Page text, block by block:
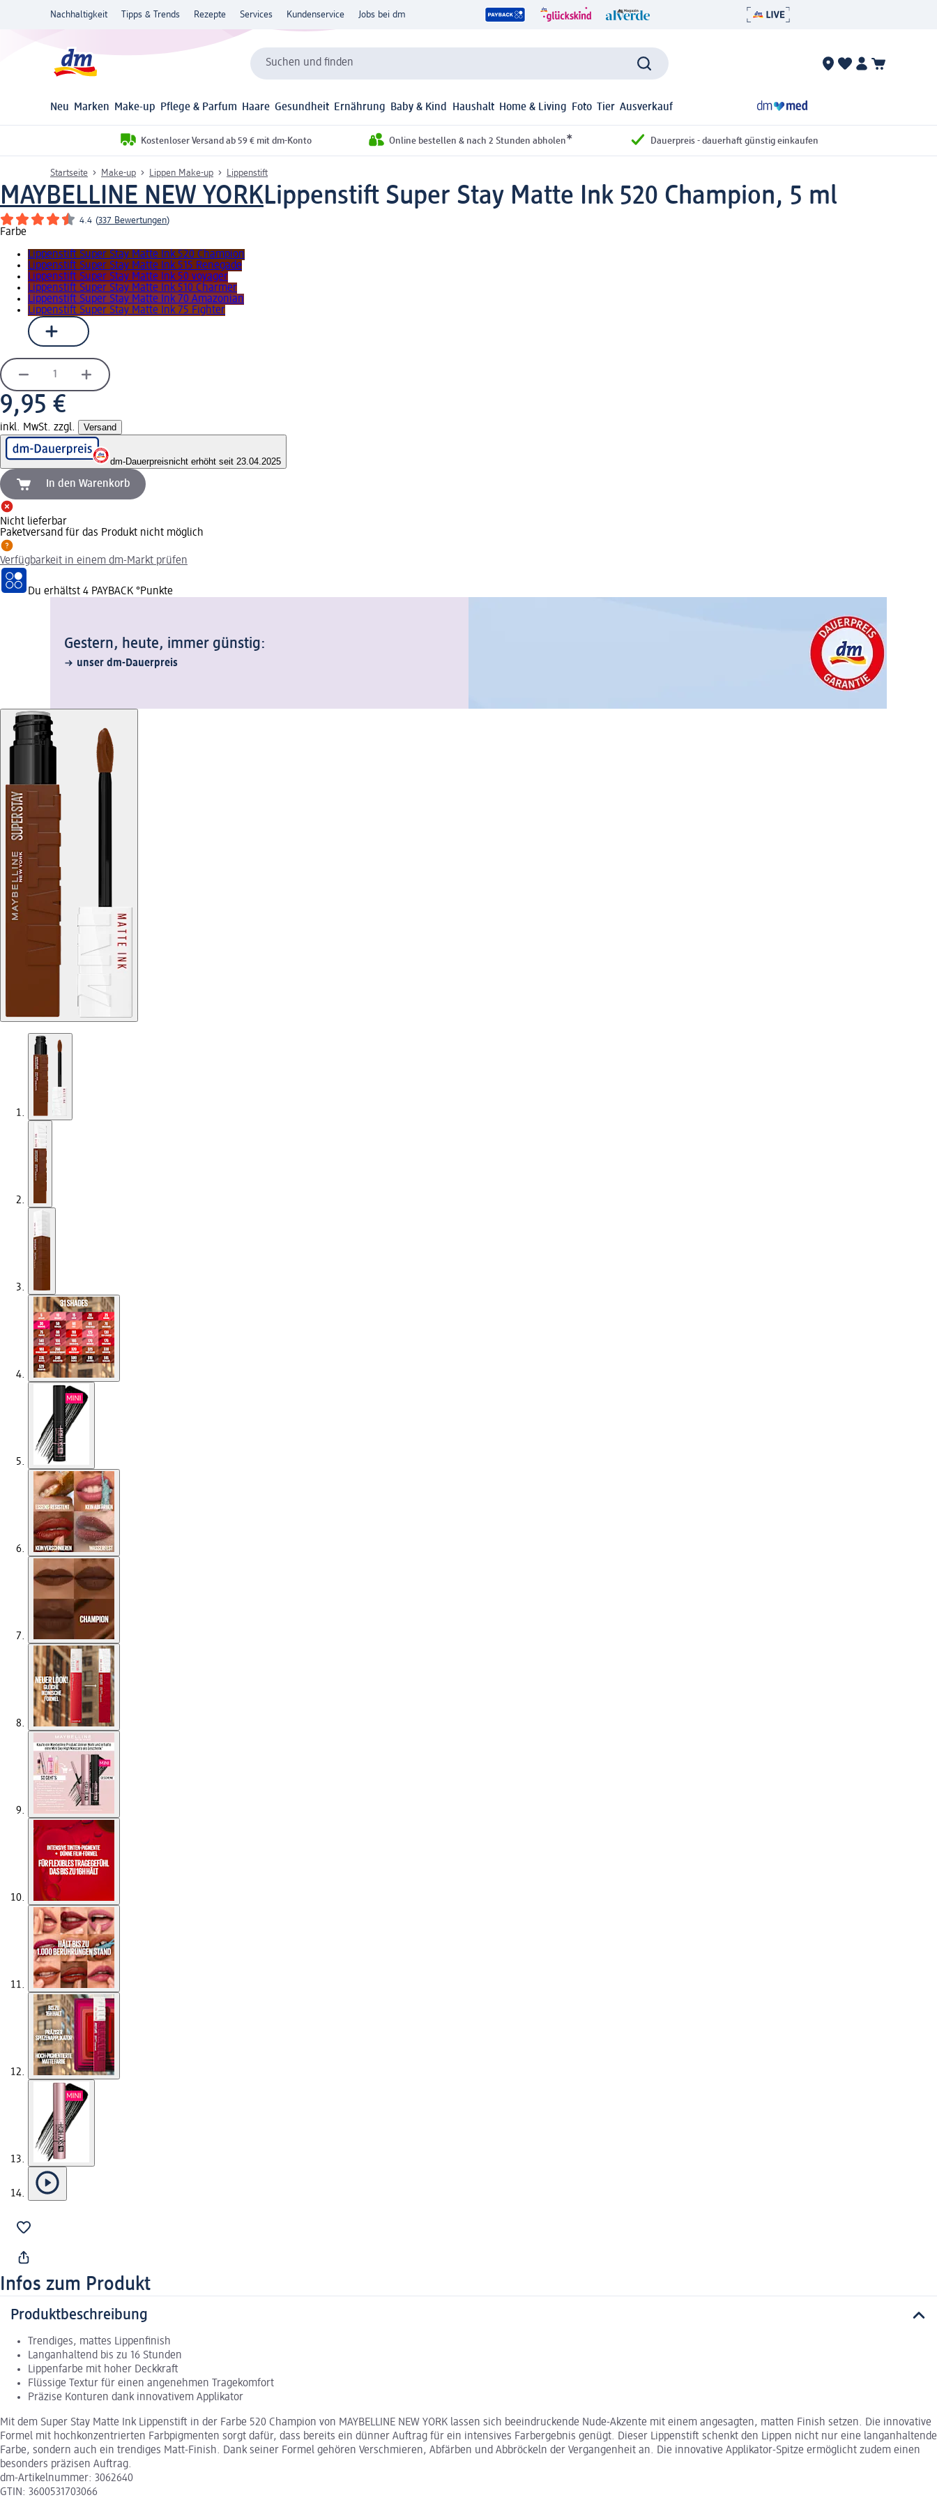
Nachhaltigkeit Tipps & Trends Rezepte Services Kundenservice Jobs bei dm
Suchen und finden
Neu Marken Make-up Pflege & Parfum Haare Gesundheit Ernährung Baby & Kind Haushalt Home & Living Foto Tier Ausverkauf
Kostenloser Versand ab 59 € mit dm-Konto Online bestellen & nach 2 Stunden abholen* Dauerpreis - dauerhaft günstig einkaufen
Startseite Make-up Lippen Make-up Lippenstift
MAYBELLINE NEW YORKLippenstift Super Stay Matte Ink 520 Champion, 5 ml
4.4 (337 Bewertungen)
Farbe
Lippenstift Super Stay Matte Ink 520 Champion
Lippenstift Super Stay Matte Ink 515 Renegade
Lippenstift Super Stay Matte Ink 50 voyager
Lippenstift Super Stay Matte Ink 510 Charmer
Lippenstift Super Stay Matte Ink 70 Amazonian
Lippenstift Super Stay Matte Ink 75 Fighter
9,95 €
inkl. MwSt. zzgl. Versand
dm-Dauerpreisnicht erhöht seit 23.04.2025
In den Warenkorb
Nicht lieferbar
Paketversand für das Produkt nicht möglich
Verfügbarkeit in einem dm-Markt prüfen
Du erhältst 4 PAYBACK °Punkte
Gestern, heute, immer günstig:
unser dm-Dauerpreis
Infos zum Produkt
Produktbeschreibung
Trendiges, mattes Lippenfinish
Langanhaltend bis zu 16 Stunden
Lippenfarbe mit hoher Deckkraft
Flüssige Textur für einen angenehmen Tragekomfort
Präzise Konturen dank innovativem Applikator
Mit dem Super Stay Matte Ink Lippenstift in der Farbe 520 Champion von MAYBELLINE NEW YORK lassen sich beeindruckende Nude-Akzente mit einem angesagten, matten Finish setzen. Die innovative
Formel mit hochkonzentrierten Farbpigmenten sorgt dafür, dass bereits ein dünner Auftrag für ein intensives Farbergebnis genügt. Dieser Lippenstift schenkt den Lippen nicht nur eine langanhaltende
Farbe, sondern auch ein trendiges Matt-Finish. Dank seiner Formel gehören Verschmieren, Abfärben und Abbröckeln der Vergangenheit an. Die innovative Applikator-Spitze ermöglicht zudem einen
besonders präzisen Auftrag.
dm-Artikelnummer: 3062640
GTIN: 3600531703066